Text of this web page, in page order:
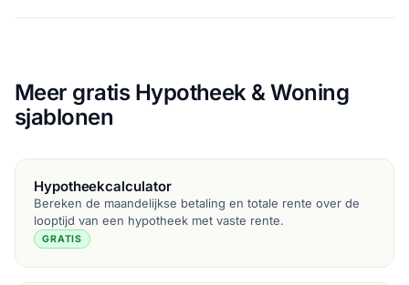
Meer gratis Hypotheek & Woning
sjablonen
Hypotheekcalculator
Bereken de maandelijkse betaling en totale rente over de
looptijd van een hypotheek met vaste rente.
GRATIS